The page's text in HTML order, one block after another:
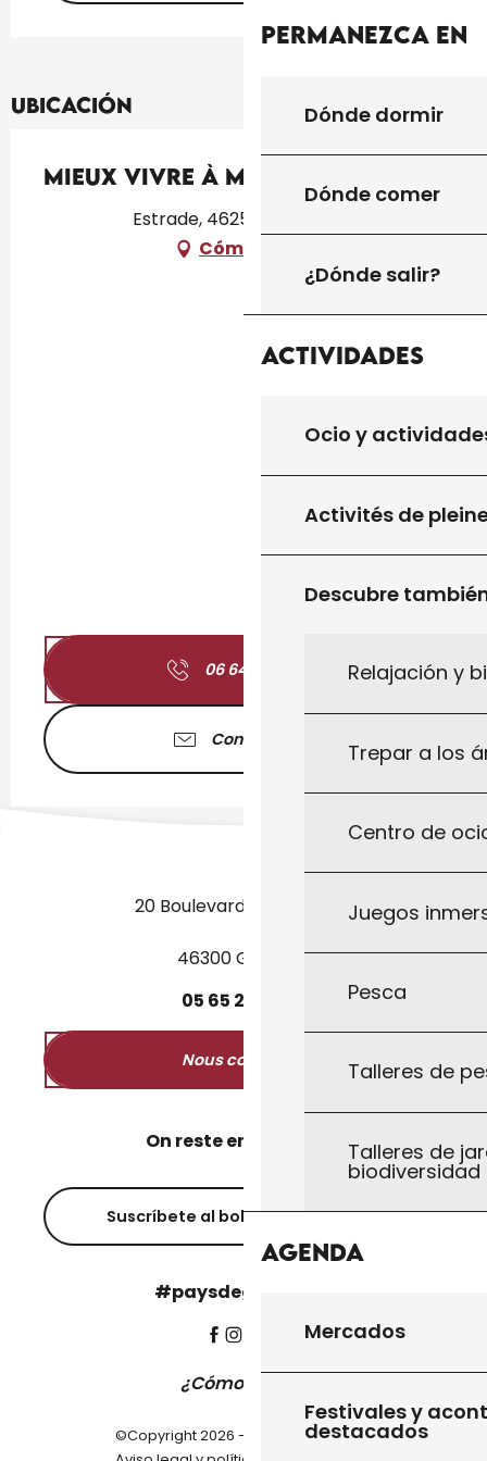
Permanezca en
Dónde dormir
Dónde comer
¿Dónde salir?
Actividades
Ocio y
Activités de
Descubre
Relajación y
Trepar a los
Centro de
Juegos
Pesca
Talleres de
Talleres de
biodiversidad
Agenda
Mercados
Festivales y
destacados
Ubicación
Mieux Vivre à Montcléra
Estrade, 46250 Montcléra
Cómo llegar
06 64 47 74
Contáctenos
20 Boulevard des Martyrs
46300 Gourdon
05 65 27
Nous contacter
On reste en contact ?
Suscríbete al boletín informativo
#paysdegourdon !
¿Cómo llegar?
©Copyright 2026 - Pays de Gourdon